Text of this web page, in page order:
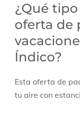
¿Qué
oferta de
Índico?
Esta oferta de
tu aire con